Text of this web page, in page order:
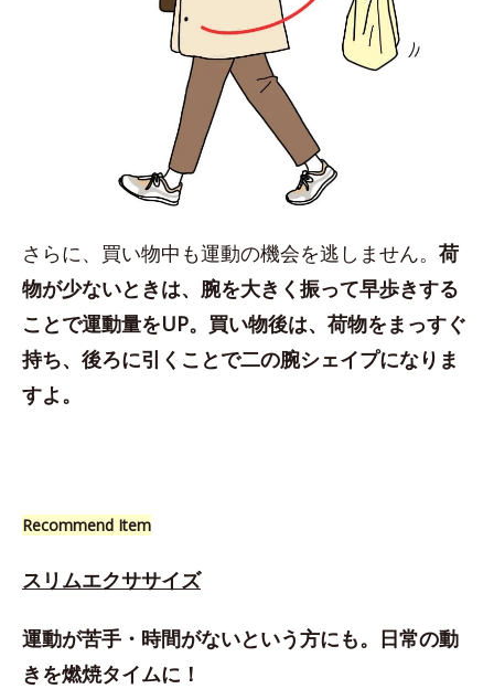
さらに、買い物中も運動の機会を逃しません。 荷
物が少ないときは、腕を大きく振って早歩きする
ことで運動量をUP。買い物後は、荷物をまっすぐ
持ち、後ろに引くことで二の腕シェイプになりま
すよ。
Recommend Item
スリムエクササイズ
運動が苦手・時間がないという方にも。日常の動
きを燃焼タイムに！